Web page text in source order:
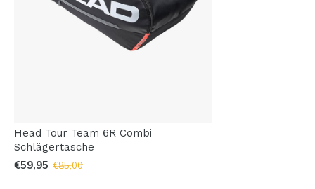
Head Tour Team 6R Combi
Schlägertasche
€59,95 €85,00